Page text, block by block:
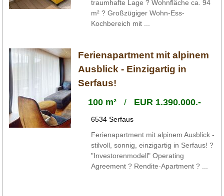
traumhafte Lage ? Wohnfläche ca. 94
m² ? Großzügiger Wohn-Ess-
Kochbereich mit ...
Ferienapartment mit alpinem
Ausblick - Einzigartig in
Serfaus!
100 m²/ EUR 1.390.000.-
6534 Serfaus
Ferienapartment mit alpinem Ausblick -
stilvoll, sonnig, einzigartig in Serfaus! ?
"Investorenmodell" Operating
Agreement ? Rendite-Apartment ? ...